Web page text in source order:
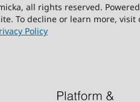
all rights reserved.
To decline or learn more,
Policy